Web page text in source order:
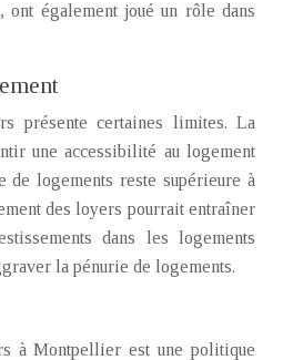
ont également joué un rôle dans
présente certaines limites. La
une accessibilité au logement
de logements reste supérieure à
des loyers pourrait entraîner
dans les logements
la pénurie de logements.
à Montpellier est une politique